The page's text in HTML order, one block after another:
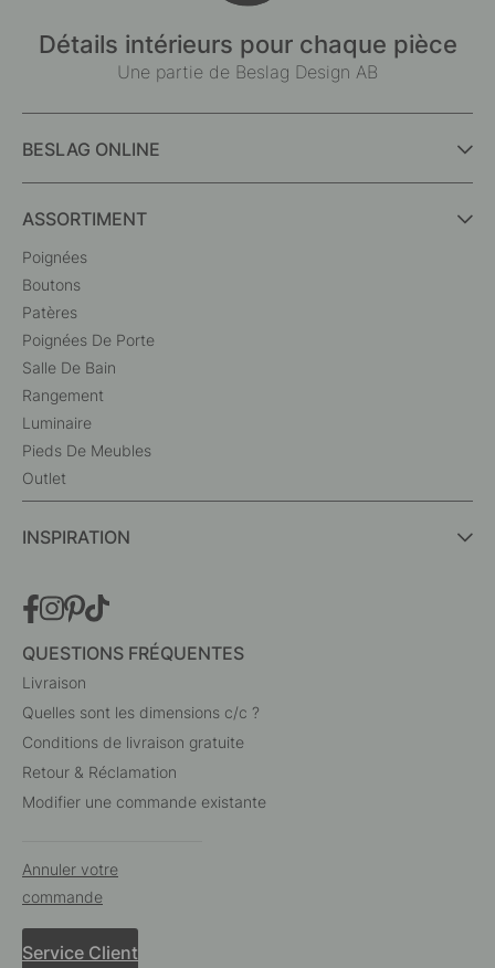
Détails intérieurs pour chaque pièce
Une partie de Beslag Design AB
BESLAG ONLINE
ASSORTIMENT
Poignées
Boutons
Patères
Poignées De Porte
Salle De Bain
Rangement
Luminaire
Pieds De Meubles
Outlet
INSPIRATION
QUESTIONS FRÉQUENTES
Livraison
Quelles sont les dimensions c/c ?
Conditions de livraison gratuite
Retour & Réclamation
Modifier une commande existante
Annuler votre
commande
Service Client